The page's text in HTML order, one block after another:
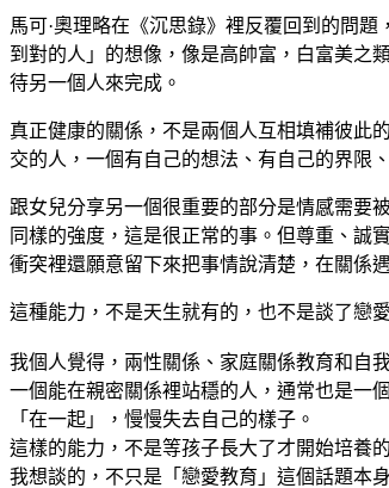
馬可·奧理略在《沉思錄》裡反覆回到的問
到對的人」的想像，像是高帥富，白富美之
待另一個人來完成。
真正健康的關係，不是兩個人互相填補彼此
交的人，一個有自己的想法、有自己的界限
跟女兒分享另一個很重要的部分是情感需要
同樣的強度，這是很正常的事。但尊重、誠
衝突裡還願意留下來把事情說清楚，在關係
這種能力，不是天生就有的，也不是談了戀
我個人覺得，兩性關係、家庭關係教育和自
一個能在親密關係裡站穩的人，通常也是一
「在一起」，慢慢失去自己的樣子。
這樣的能力，不是等孩子長大了才開始培養
我想談的，不只是「戀愛教育」這個話題本身